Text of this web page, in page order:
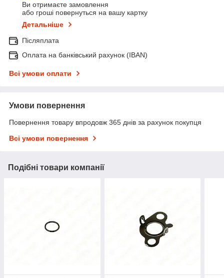
Ви отримаєте замовлення
або гроші повернуться на вашу картку
Детальніше
Післяплата
Оплата на банківський рахунок (IBAN)
Всі умови оплати
Умови повернення
Повернення товару впродовж 365 днів за рахунок покупця
Всі умови повернення
Подібні товари компанії